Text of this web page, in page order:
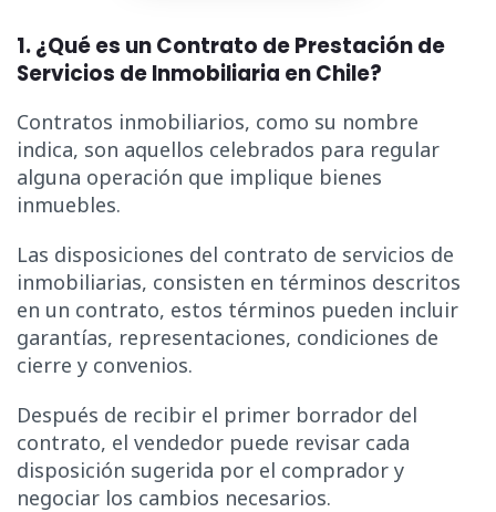
1. ¿Qué es un Contrato de Prestación de
Servicios de Inmobiliaria en Chile?
Contratos inmobiliarios, como su nombre
indica, son aquellos celebrados para regular
alguna operación que implique bienes
inmuebles.
Las disposiciones del contrato de servicios de
inmobiliarias, consisten en términos descritos
en un contrato, estos términos pueden incluir
garantías, representaciones, condiciones de
cierre y convenios.
Después de recibir el primer borrador del
contrato, el vendedor puede revisar cada
disposición sugerida por el comprador y
negociar los cambios necesarios.